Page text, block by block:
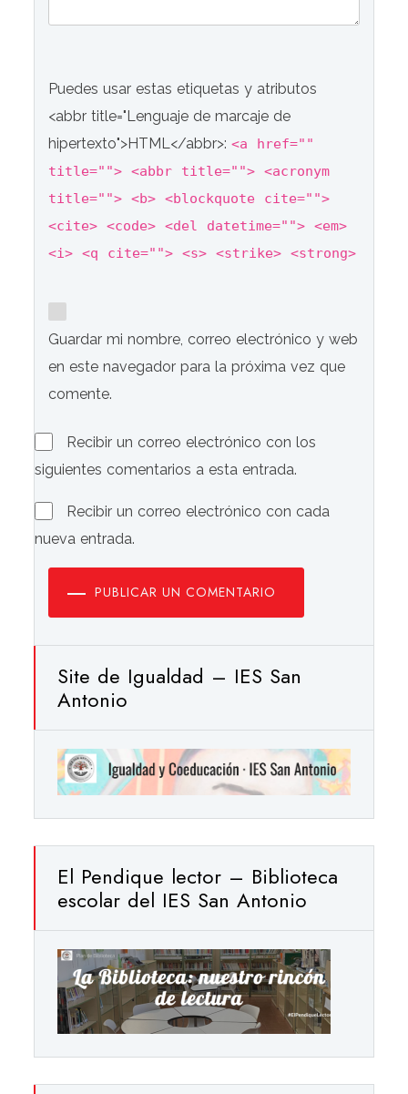
Puedes usar estas etiquetas y atributos
<abbr title="Lenguaje de marcaje de
hipertexto">HTML</abbr>:<a href=""
title=""> <abbr title=""> <acronym
title=""> <b> <blockquote cite="">
<cite> <code> <del datetime=""> <em>
<i> <q cite=""> <s> <strike> <strong>
Guardar mi nombre, correo electrónico y web
en este navegador para la próxima vez que
comente.
Recibir un correo electrónico con los
siguientes comentarios a esta entrada.
Recibir un correo electrónico con cada
nueva entrada.
PUBLICAR UN COMENTARIO
Site de Igualdad – IES San
Antonio
El Pendique lector – Biblioteca
escolar del IES San Antonio